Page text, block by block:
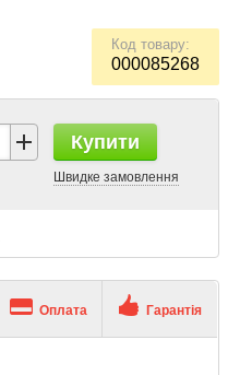
Код товару:
000085268
Купити
Швидке замовлення
Оплата Гарантія